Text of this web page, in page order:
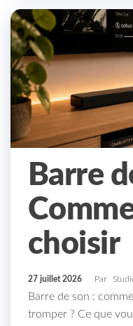
Barre
choisir
27 juillet 2026 Par
Barre de son :
tromper ? Ce que